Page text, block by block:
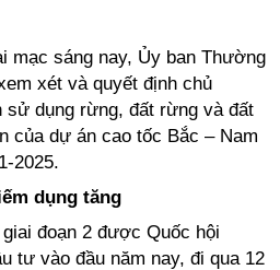
mạc sáng nay, Ủy ban Thường
xét và quyết định chủ
dụng rừng, đất rừng và đất
của dự án cao tốc Bắc – Nam
2025.
dụng tăng
đoạn 2 được Quốc hội
tư vào đầu năm nay, đi qua 12